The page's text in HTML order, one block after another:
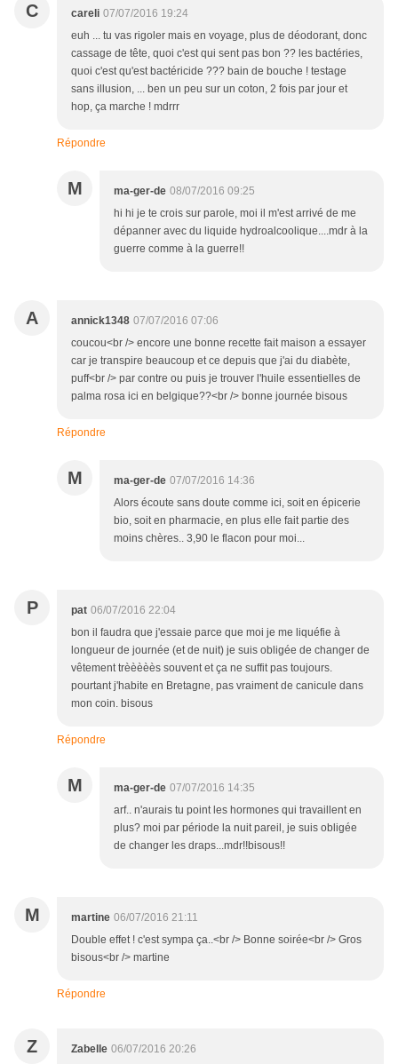
C careli 07/07/2016 19:24
euh ... tu vas rigoler mais en voyage, plus de déodorant, donc
cassage de tête, quoi c'est qui sent pas bon ?? les bactéries,
quoi c'est qu'est bactéricide ??? bain de bouche ! testage
sans illusion, ... ben un peu sur un coton, 2 fois par jour et
hop, ça marche ! mdrrr
Répondre
M ma-ger-de 08/07/2016 09:25
hi hi je te crois sur parole, moi il m'est arrivé de me
dépanner avec du liquide hydroalcoolique....mdr à la
guerre comme à la guerre!!
A annick1348 07/07/2016 07:06
coucou<br /> encore une bonne recette fait maison a essayer
car je transpire beaucoup et ce depuis que j'ai du diabète,
puff<br /> par contre ou puis je trouver l'huile essentielles de
palma rosa ici en belgique??<br /> bonne journée bisous
Répondre
M ma-ger-de 07/07/2016 14:36
Alors écoute sans doute comme ici, soit en épicerie
bio, soit en pharmacie, en plus elle fait partie des
moins chères.. 3,90 le flacon pour moi...
P pat 06/07/2016 22:04
bon il faudra que j'essaie parce que moi je me liquéfie à
longueur de journée (et de nuit) je suis obligée de changer de
vêtement trèèèèès souvent et ça ne suffit pas toujours.
pourtant j'habite en Bretagne, pas vraiment de canicule dans
mon coin. bisous
Répondre
M ma-ger-de 07/07/2016 14:35
arf.. n'aurais tu point les hormones qui travaillent en
plus? moi par période la nuit pareil, je suis obligée
de changer les draps...mdr!!bisous!!
M martine 06/07/2016 21:11
Double effet ! c'est sympa ça..<br /> Bonne soirée<br /> Gros
bisous<br /> martine
Répondre
Z Zabelle 06/07/2016 20:26